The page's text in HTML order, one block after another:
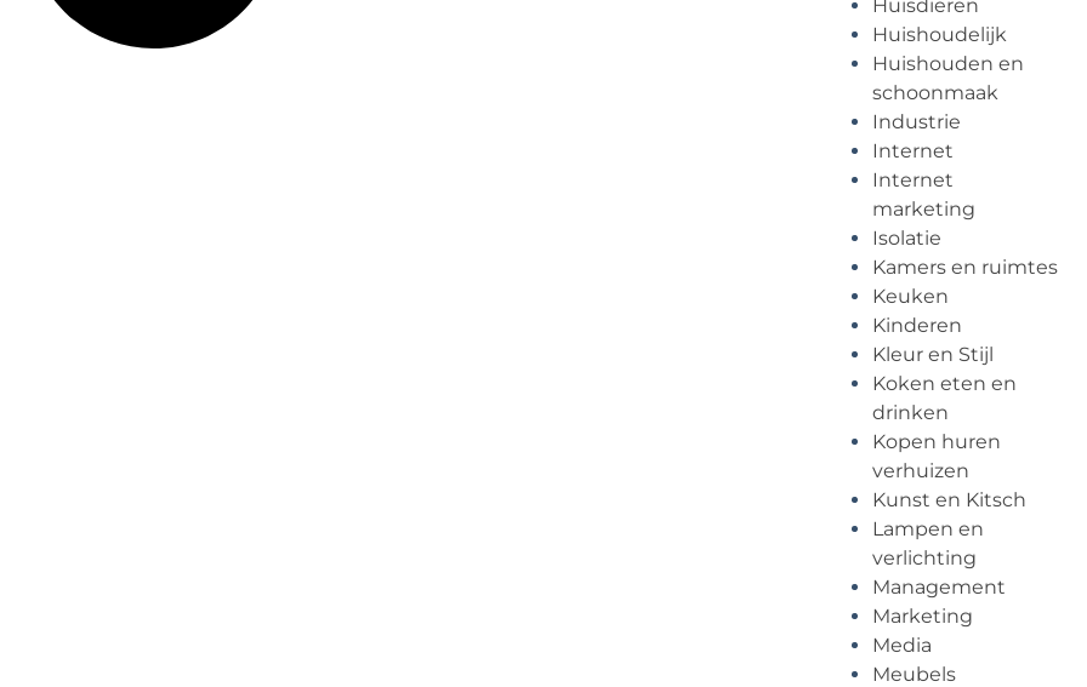
Huisdieren
Huishoudelijk
Huishouden en
schoonmaak
Industrie
Internet
Internet
marketing
Isolatie
Kamers en ruimtes
Keuken
Kinderen
Kleur en Stijl
Koken eten en
drinken
Kopen huren
verhuizen
Kunst en Kitsch
Lampen en
verlichting
Management
Marketing
Media
Meubels